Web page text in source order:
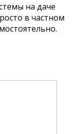
на даче
в частном